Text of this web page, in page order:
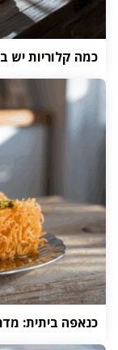
כמה קלוריות יש
כנאפה ביתית: